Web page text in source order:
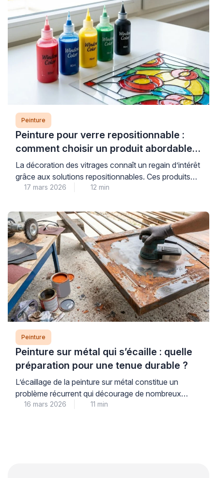
ni l’adhérence ni la protection anticorrosion
nécessaires aux supports métalliques, exposant ainsi
votre installation à l’écaillage et à la […]
Peinture
Peinture pour verre repositionnable :
comment choisir un produit abordable
et de qualité
La décoration des vitrages connaît un regain d’intérêt
grâce aux solutions repositionnables. Ces produits
permettent de personnaliser fenêtres et miroirs sans
recherchent des alternatives économiques aux
vitraux traditionnels. Les peintures pour verre offrent
cette flexibilité tout en préservant la luminosité
naturelle. Cependant, le choix du bon produit
nécessite une compréhension des […]
17 mars 2026 12 min
Peinture
Peinture sur métal qui s’écaille : quelle
préparation pour une tenue durable ?
L’écaillage de la peinture sur métal constitue un
problème récurrent qui décourage de nombreux
propriétaires. Ce phénomène trouve son origine dans
16 mars 2026 11 min